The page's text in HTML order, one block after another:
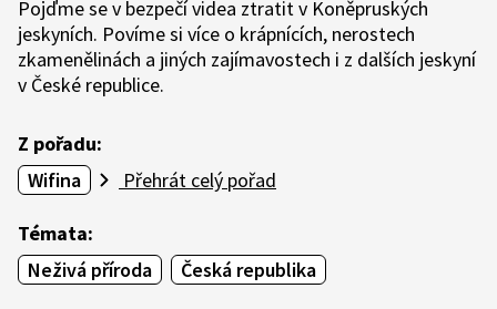
Pojďme se v bezpečí videa ztratit v Koněpruských
jeskyních. Povíme si více o krápnících, nerostech
zkamenělinách a jiných zajímavostech i z dalších jeskyní
v České republice.
Z pořadu:
Wifina
Přehrát celý pořad
Témata:
Neživá příroda
Česká republika